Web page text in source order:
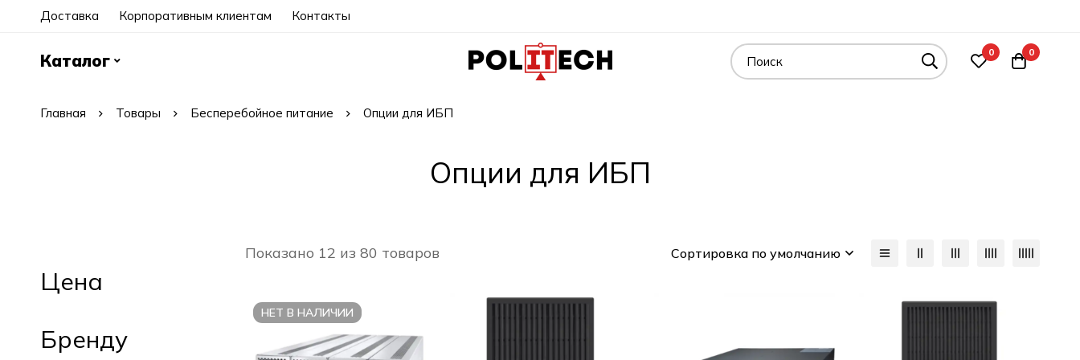
Доставка Корпоративным клиентам Контакты
Каталог 0 0
Главная Товары Бесперебойное питание Опции для ИБП
Опции для ИБП
Цена
Бренду
Показано 12 из 80 товаров Сортировка по умолчанию
НЕТ В НАЛИЧИИ